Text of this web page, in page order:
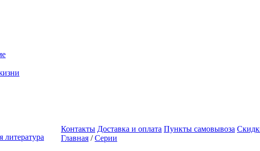
литература
Контакты Доставка и оплата Пункты самовывоза
Главная /Серии